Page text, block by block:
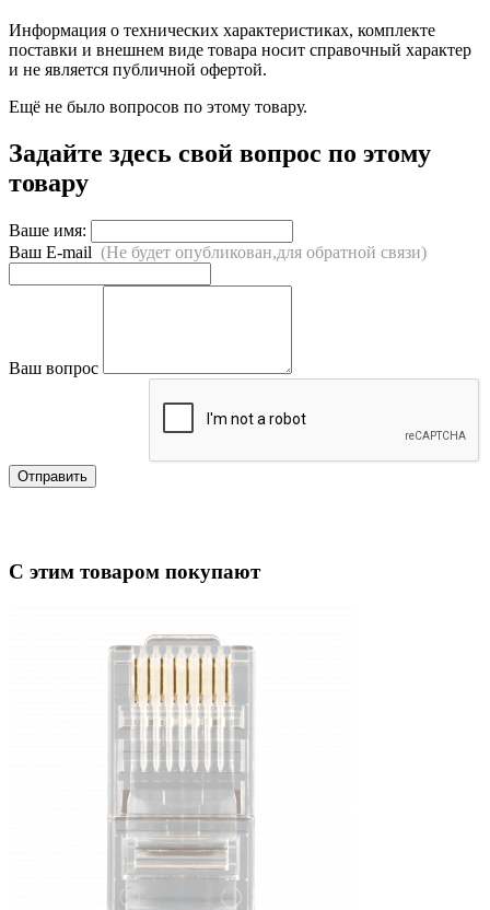
Информация о технических характеристиках, комплекте
поставки и внешнем виде товара носит справочный характер
и не является публичной офертой.
Ещё не было вопросов по этому товару.
Задайте здесь свой вопрос по этому
товару
Ваше имя:
Ваш E-mail (Не будет опубликован,для обратной связи)
Ваш вопрос
Отправить
С этим товаром покупают